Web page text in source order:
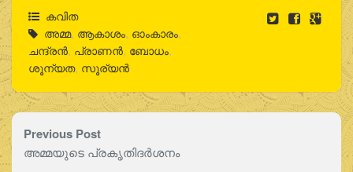
കവിത
അമ്മ, ആകാശം, ഓംകാരം,
ചന്ദ്രൻ, പ്രാണന്‍, ബോധം,
ശൂന്യത, സൂര്യന്‍
Previous Post
അമ്മയുടെ പ്രകൃതിദർശനം